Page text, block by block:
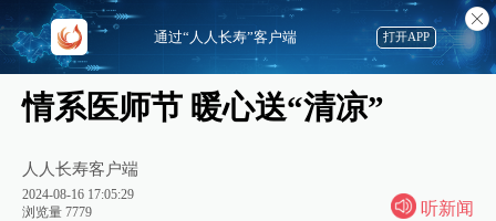
情系医师节 暖心送“清凉”
人人长寿客户端
2024-08-16 17:05:29
浏览量 7779
听新闻
通过“人人长寿”客户端 打开APP